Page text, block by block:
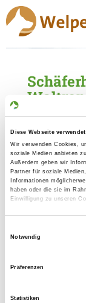
Diese Webseite
Wir verwenden Cookies,
soziale Medien anbieten
Außerdem geben wir
Partner für soziale
Informationen
haben oder die sie im
Einwilligung zu unseren
Notwendig
Präferenzen
Statistiken
Waltrop
Böttcher
45731
Welpen zur